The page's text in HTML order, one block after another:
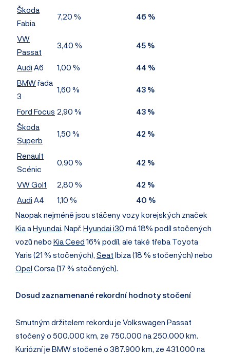
Škoda
Fabia
7,20 % 46 %
VW
Passat
3,40 % 45 %
Audi A6 1,00 %
44 %
BMWřada
3
1,60 % 43 %
Ford Focus 2,90 %
43 %
Škoda
Superb
1,50 % 42 %
Renault
Scénic
0,90 % 42 %
VW Golf 2,80 %
42 %
Audi A4 1,10 %
40 %
Naopak nejméně jsou stáčeny vozy korejských značek
KiaaHyundai. Např. Hyundai i30 má 18% podíl stočených
vozů nebo Kia Ceed 16% podíl, ale také třeba Toyota
Yaris (21 % stočených), Seat Ibiza (18 % stočených) nebo
Opel Corsa (17 % stočených).
Dosud zaznamenané rekordní hodnoty stočení
Smutným držitelem rekordu je Volkswagen Passat
stočený o 500.000 km, ze 750.000 na 250.000 km.
Kuriózní je BMW stočené o 387.900 km, ze 431.000 na